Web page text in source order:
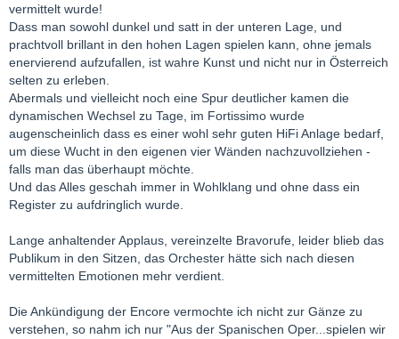
vermittelt wurde!
Dass man sowohl dunkel und satt in der unteren Lage, und
prachtvoll brillant in den hohen Lagen spielen kann, ohne jemals
enervierend aufzufallen, ist wahre Kunst und nicht nur in Österreich
selten zu erleben.
Abermals und vielleicht noch eine Spur deutlicher kamen die
dynamischen Wechsel zu Tage, im Fortissimo wurde
augenscheinlich dass es einer wohl sehr guten HiFi Anlage bedarf,
um diese Wucht in den eigenen vier Wänden nachzuvollziehen -
falls man das überhaupt möchte.
Und das Alles geschah immer in Wohlklang und ohne dass ein
Register zu aufdringlich wurde.
Lange anhaltender Applaus, vereinzelte Bravorufe, leider blieb das
Publikum in den Sitzen, das Orchester hätte sich nach diesen
vermittelten Emotionen mehr verdient.
Die Ankündigung der Encore vermochte ich nicht zur Gänze zu
verstehen, so nahm ich nur "Aus der Spanischen Oper...spielen wir